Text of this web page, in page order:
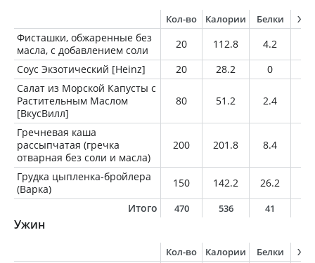
Кол-во Калории Белки
Фисташки, обжаренные без
масла, с добавлением соли
20 112.8 4.2
Соус Экзотический [Heinz]
20 28.2 0
Салат из Морской Капусты с
Растительным Маслом
[ВкусВилл]
80 51.2 2.4
Гречневая каша
рассыпчатая (гречка
отварная без соли и масла)
200 201.8 8.4
Грудка цыпленка-бройлера
(Варка)
150 142.2 26.2
Итого
470 536 41
Ужин
Кол-во Калории Белки